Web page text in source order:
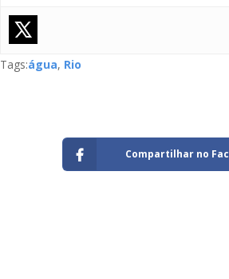
Tags:água, Rio
Compartilhar no